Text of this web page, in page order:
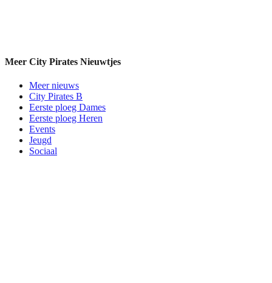
Meer City Pirates Nieuwtjes
Meer nieuws
City Pirates B
Eerste ploeg Dames
Eerste ploeg Heren
Events
Jeugd
Sociaal